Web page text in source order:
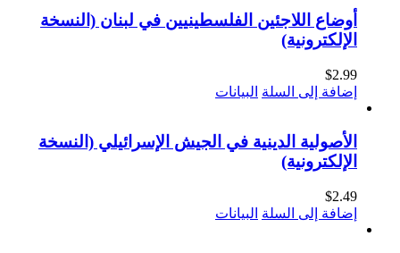
أوضاع اللاجئين الفلسطينيين في لبنان (النسخة
الإلكترونية)
$2.99
إضافة إلى السلة البيانات
الأصولية الدينية في الجيش الإسرائيلي (النسخة
الإلكترونية)
$2.49
إضافة إلى السلة البيانات